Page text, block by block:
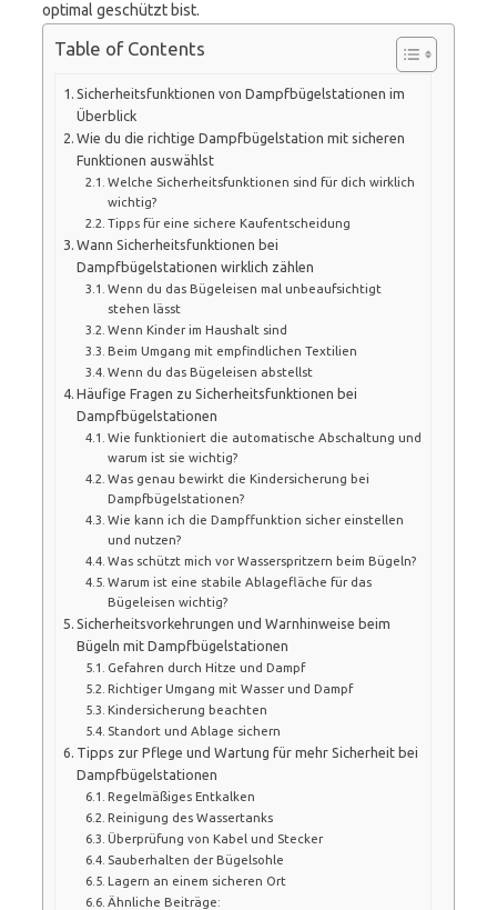
optimal geschützt bist.
Table of Contents
Sicherheitsfunktionen von Dampfbügelstationen im
Überblick
Wie du die richtige Dampfbügelstation mit sicheren
Funktionen auswählst
Welche Sicherheitsfunktionen sind für dich wirklich
wichtig?
Tipps für eine sichere Kaufentscheidung
Wann Sicherheitsfunktionen bei
Dampfbügelstationen wirklich zählen
Wenn du das Bügeleisen mal unbeaufsichtigt
stehen lässt
Wenn Kinder im Haushalt sind
Beim Umgang mit empfindlichen Textilien
Wenn du das Bügeleisen abstellst
Häufige Fragen zu Sicherheitsfunktionen bei
Dampfbügelstationen
Wie funktioniert die automatische Abschaltung und
warum ist sie wichtig?
Was genau bewirkt die Kindersicherung bei
Dampfbügelstationen?
Wie kann ich die Dampffunktion sicher einstellen
und nutzen?
Was schützt mich vor Wasserspritzern beim Bügeln?
Warum ist eine stabile Ablagefläche für das
Bügeleisen wichtig?
Sicherheitsvorkehrungen und Warnhinweise beim
Bügeln mit Dampfbügelstationen
Gefahren durch Hitze und Dampf
Richtiger Umgang mit Wasser und Dampf
Kindersicherung beachten
Standort und Ablage sichern
Tipps zur Pflege und Wartung für mehr Sicherheit bei
Dampfbügelstationen
Regelmäßiges Entkalken
Reinigung des Wassertanks
Überprüfung von Kabel und Stecker
Sauberhalten der Bügelsohle
Lagern an einem sicheren Ort
Ähnliche Beiträge: